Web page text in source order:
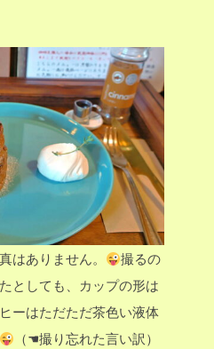
はありません。
撮るの
としても、カップの形は
ーはただただ茶色い液体
（☚撮り忘れた言い訳）